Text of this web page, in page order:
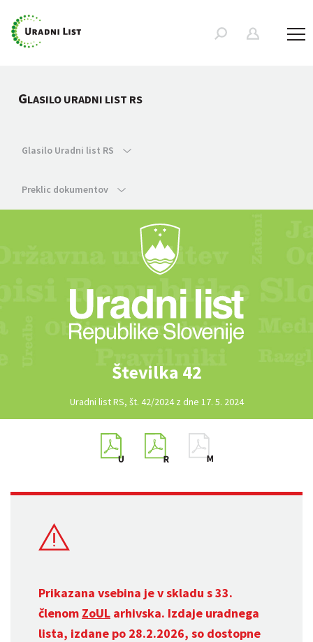
GLASILO URADNI LIST RS
Glasilo Uradni list RS
Preklic dokumentov
Številka 42
Uradni list RS, št. 42/2024 z dne 17. 5. 2024
Prikazana vsebina je v skladu s 33.
členom ZoUL arhivska. Izdaje uradnega
lista, izdane po 28.2.2026, so dostopne